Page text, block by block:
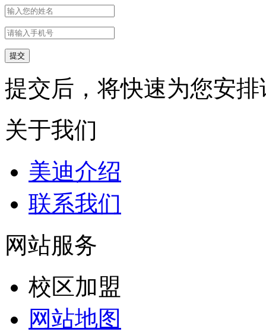
提交后，将快速为您安
关于我们
美迪介绍
联系我们
网站服务
校区加盟
网站地图